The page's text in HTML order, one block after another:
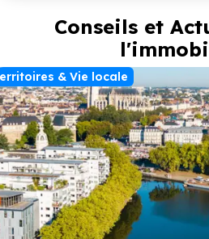
qualité de la réhabilitation et au
constitue une opportunité idéale
immobilier à Rochefort.
Conseils et
& Vie locale